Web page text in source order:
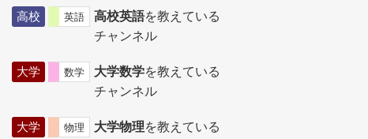
高校 英語 高校英語を教えている
チャンネル
大学 数学 大学数学を教えている
チャンネル
大学 物理 大学物理を教えている